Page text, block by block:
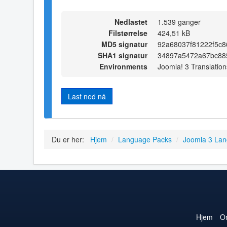
Nedlastet
1.539 ganger
Filstørrelse
424,51 kB
MD5 signatur
SHA1 signatur
Environments
Joomla! 3
Last ned nå
Du er her: Hjem / Language Packs / Joomla 3
Hjem